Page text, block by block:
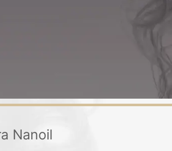
Nanoil